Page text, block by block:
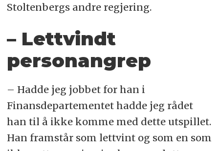
Stoltenbergs andre regjering.
– Lettvindt
personangrep
– Hadde jeg jobbet for han i
Finansdepartementet hadde jeg rådet
han til å ikke komme med dette utspillet.
Han framstår som lettvint og som en som